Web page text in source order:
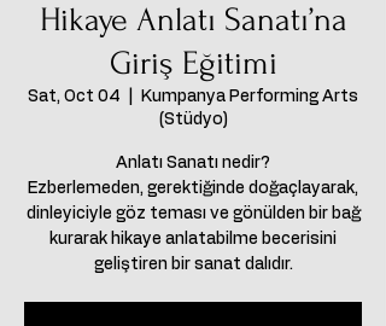
Hikaye Anlatı Sanatı’na
Giriş Eğitimi
Sat, Oct 04
Kumpanya Performing Arts
(Stüdyo)
Anlatı Sanatı nedir?
Ezberlemeden, gerektiğinde doğaçlayarak,
dinleyiciyle göz teması ve gönülden bir bağ
kurarak hikaye anlatabilme becerisini
geliştiren bir sanat dalıdır.